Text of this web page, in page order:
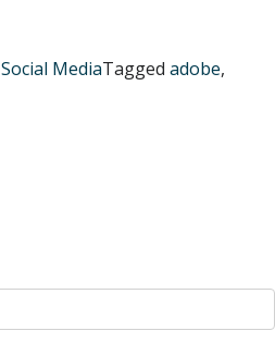
Social MediaTagged adobe,